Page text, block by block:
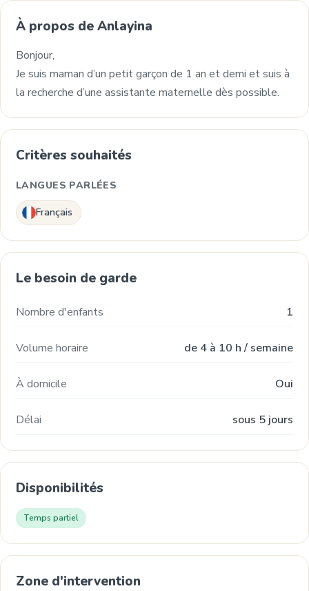
À propos de Anlayina
Bonjour,
Je suis maman d’un petit garçon de 1 an et demi et suis à
la recherche d’une assistante maternelle dès possible.
Critères souhaités
LANGUES PARLÉES
Français
Le besoin de garde
Nombre d'enfants 1
Volume horaire de 4 à 10 h / semaine
À domicile Oui
Délai sous 5 jours
Disponibilités
Temps partiel
Zone d'intervention